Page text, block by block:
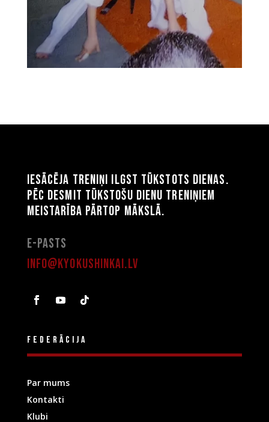
Iesācēja treniņi ilgst tūkstots dienas.
Pēc desmit tūkstošu dienu treniņiem
meistarība pārtop mākslā.
E-pasts
info@kyokushinkai.lv
Federācija
Par mums
Kontakti
Klubi